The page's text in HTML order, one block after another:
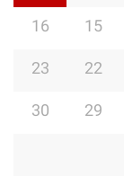
15
16
22
23
29
30